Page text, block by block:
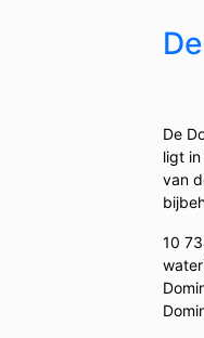
De
ligt
van
10